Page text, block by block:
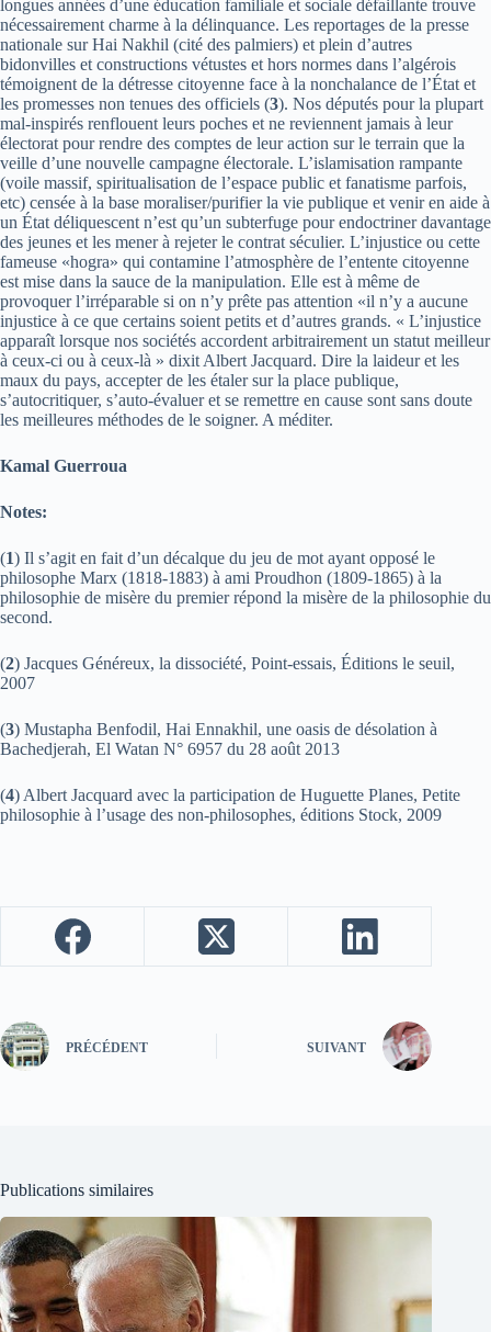
longues années d’une éducation familiale et sociale défaillante trouve
nécessairement charme à la délinquance. Les reportages de la presse
nationale sur Hai Nakhil (cité des palmiers) et plein d’autres
bidonvilles et constructions vétustes et hors normes dans l’algérois
témoignent de la détresse citoyenne face à la nonchalance de l’État et
les promesses non tenues des officiels (3). Nos députés pour la plupart
mal-inspirés renflouent leurs poches et ne reviennent jamais à leur
électorat pour rendre des comptes de leur action sur le terrain que la
veille d’une nouvelle campagne électorale. L’islamisation rampante
(voile massif, spiritualisation de l’espace public et fanatisme parfois,
etc) censée à la base moraliser/purifier la vie publique et venir en aide à
un État déliquescent n’est qu’un subterfuge pour endoctriner davantage
des jeunes et les mener à rejeter le contrat séculier. L’injustice ou cette
fameuse «hogra» qui contamine l’atmosphère de l’entente citoyenne
est mise dans la sauce de la manipulation. Elle est à même de
provoquer l’irréparable si on n’y prête pas attention «il n’y a aucune
injustice à ce que certains soient petits et d’autres grands. « L’injustice
apparaît lorsque nos sociétés accordent arbitrairement un statut meilleur
à ceux-ci ou à ceux-là » dixit Albert Jacquard. Dire la laideur et les
maux du pays, accepter de les étaler sur la place publique,
s’autocritiquer, s’auto-évaluer et se remettre en cause sont sans doute
les meilleures méthodes de le soigner. A méditer.
Kamal Guerroua
Notes:
(1) Il s’agit en fait d’un décalque du jeu de mot ayant opposé le
philosophe Marx (1818-1883) à ami Proudhon (1809-1865) à la
philosophie de misère du premier répond la misère de la philosophie du
second.
(2) Jacques Généreux, la dissociété, Point-essais, Éditions le seuil,
2007
(3) Mustapha Benfodil, Hai Ennakhil, une oasis de désolation à
Bachedjerah, El Watan N° 6957 du 28 août 2013
(4) Albert Jacquard avec la participation de Huguette Planes, Petite
philosophie à l’usage des non-philosophes, éditions Stock, 2009
PRÉCÉDENT SUIVANT
Publications similaires